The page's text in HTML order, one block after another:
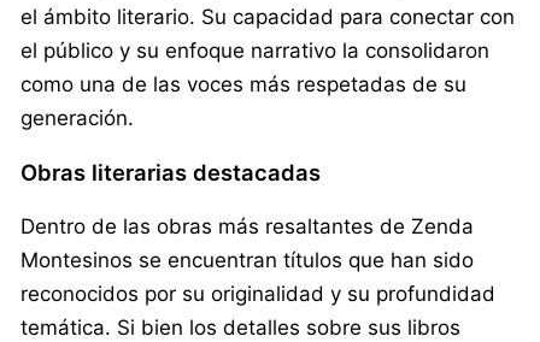
el ámbito literario. Su capacidad para conectar con
el público y su enfoque narrativo la consolidaron
como una de las voces más respetadas de su
generación.
Obras literarias destacadas
Dentro de las obras más resaltantes de Zenda
Montesinos se encuentran títulos que han sido
reconocidos por su originalidad y su profundidad
temática. Si bien los detalles sobre sus libros